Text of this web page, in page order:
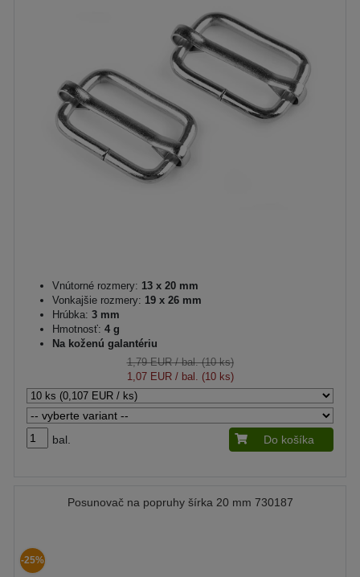
Vnútorné rozmery: 13 x 20 mm
Vonkajšie rozmery: 19 x 26 mm
Hrúbka: 3 mm
Hmotnosť: 4 g
Na koženú galantériu
1,79 EUR/ bal. (10 ks)
1,07 EUR/ bal. (10 ks)
bal. Do košíka
Posunovač na popruhy šírka 20 mm 730187
-25%